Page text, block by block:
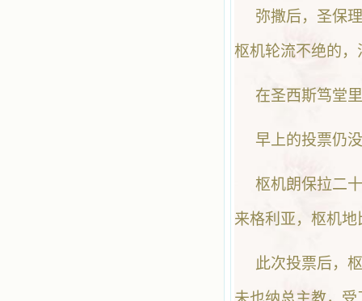
弥撒后，圣保
枢机轮流不绝的，
在圣西斯笃堂
早上的投票仍
枢机朗保拉二
来格利亚，枢机
此次投票后，